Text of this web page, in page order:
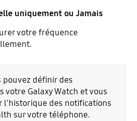
uniquement ou Jamais
votre fréquence
pouvez définir des
votre Galaxy Watch et vous
l'historique des notifications
sur votre téléphone.